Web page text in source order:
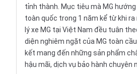
tỉnh thành. Mục tiêu mà MG
toàn quốc trong 1 năm kể từ khi
lý xe MG tại Việt Nam đều tuân
diện nghiêm ngặt của MG toàn
kết mang đến những sản phẩm
hậu mãi, dịch vụ bảo hành chuyên